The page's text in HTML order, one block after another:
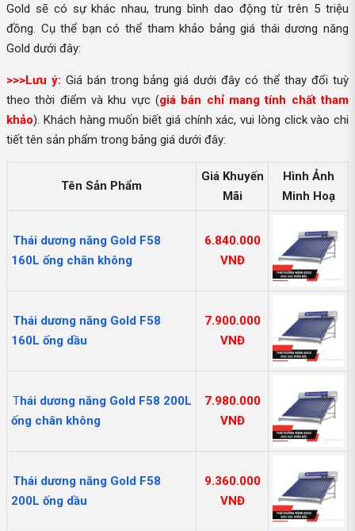
Gold sẽ có sự khác nhau, trung bình dao động từ trên 5 triệu
đồng. Cụ thể bạn có thể tham khảo bảng giá thái dương năng
Gold dưới đây:
>>>Lưu ý: Giá bán trong bảng giá dưới đây có thể thay đổi tuỳ
theo thời điểm và khu vực (giá bán chỉ mang tính chất tham
khảo). Khách hàng muốn biết giá chính xác, vui lòng click vào chi
tiết tên sản phẩm trong bảng giá dưới đây:
Tên Sản Phẩm
Giá Khuyến
Mãi
Hình Ảnh
Minh Hoạ
Thái dương năng Gold F58
160L ống chân không
6.840.000
VNĐ
Thái dương năng Gold F58
160L ống dầu
7.900.000
VNĐ
Thái dương năng Gold F58 200L
ống chân không
7.980.000
VNĐ
Thái dương năng Gold F58
200L ống dầu
9.360.000
VNĐ